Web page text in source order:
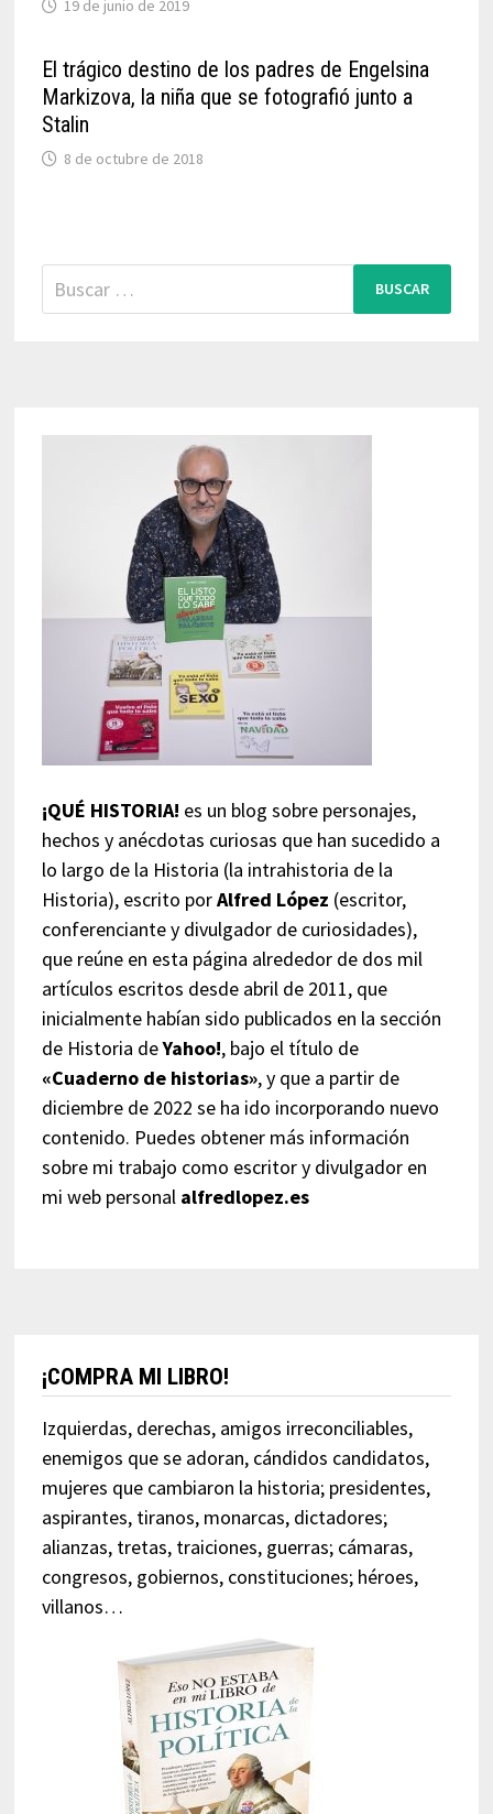
19 de junio de 2019
El trágico destino de los padres de Engelsina
Markizova, la niña que se fotografió junto a
Stalin
8 de octubre de 2018
Buscar:
¡QUÉ HISTORIA! es un blog sobre personajes,
hechos y anécdotas curiosas que han sucedido a
lo largo de la Historia (la intrahistoria de la
Historia), escrito porAlfred López (escritor,
conferenciante y divulgador de curiosidades),
que reúne en esta página alrededor de dos mil
artículos escritos desde abril de 2011, que
inicialmente habían sido publicados en la sección
de Historia deYahoo!, bajo el título de
«Cuaderno de historias», y que a partir de
diciembre de 2022 se ha ido incorporando nuevo
contenido. Puedes obtener más información
sobre mi trabajo como escritor y divulgador en
mi web personal alfredlopez.es
¡COMPRA MI LIBRO!
Izquierdas, derechas, amigos irreconciliables,
enemigos que se adoran, cándidos candidatos,
mujeres que cambiaron la historia; presidentes,
aspirantes, tiranos, monarcas, dictadores;
alianzas, tretas, traiciones, guerras; cámaras,
congresos, gobiernos, constituciones; héroes,
villanos…